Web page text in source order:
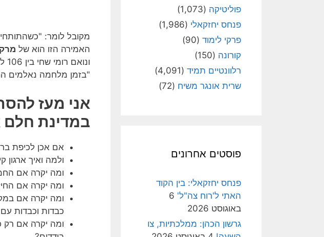
מקובל לומר:
האמירה הזו הוא של
"בזמן מלחמה נאלמים
אני מעז
במדינת חלם
אם אכן לכיפת ברזל כ-90% הצלחה, למה
ולמה ואיך ארגון
ומה יקרה אם
ומה יקרה אם
ומה יקרה אם
כבדות וכבדות
פוליטיקה (1,073)
פנחס יחזקאלי (1,986)
פרקי לימוד (90)
קורונה (150)
רלוונטיים תמיד (4,091)
שרית אונגר משיח (72)
פוסטים אחרונים
פנחס יחזקאלי: בין הקוד
האתי ל'רוח צה"ל' 6
באוגוסט 2026
גרשון הכהן: ממלכתיות, צו